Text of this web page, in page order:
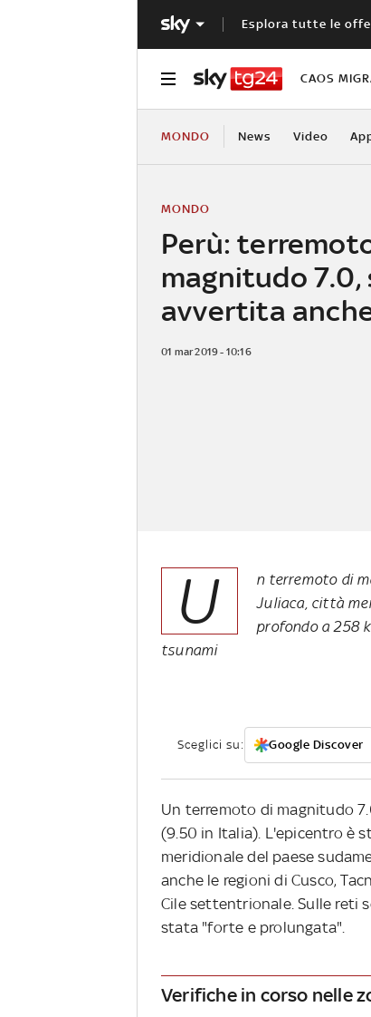
Esplora tutte le
CAOS
MONDO News Video
Perù:
magnitudo 7.0,
avvertita
MONDO
01 mar 2019 - 10:16
U
n terremoto di
Juliaca, città
profondo a 258
tsunami
Sceglici su: Google Discover
Un terremoto di magnitudo
(9.50 in Italia). L'epicentro è
meridionale del paese
anche le regioni di Cusco,
Cile settentrionale. Sulle reti
stata "forte e prolungata".
Verifiche in corso nelle